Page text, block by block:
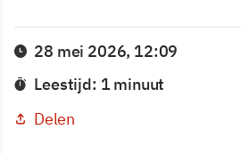
28 mei 2026, 12:09
Leestijd: 1 minuut
Delen